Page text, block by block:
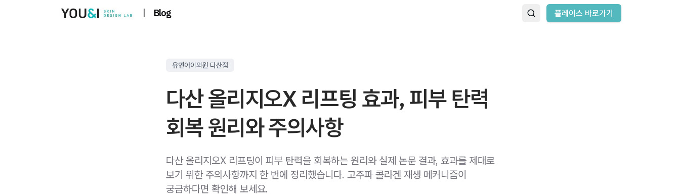
| Blog 플레이스 바로가기
유앤아이의원 다산점
다산 올리지오X 리프팅 효과, 피부 탄력
회복 원리와 주의사항
다산 올리지오X 리프팅이 피부 탄력을 회복하는 원리와 실제 논문 결과, 효과를 제대로
보기 위한 주의사항까지 한 번에 정리했습니다. 고주파 콜라겐 재생 메커니즘이
궁금하다면 확인해 보세요.